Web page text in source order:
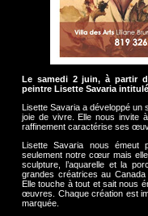
Le samedi 2 juin, à partir
peintre Lisette Savaria
Lisette Savaria a développé un
joie de vivre. Elle nous invite
raffinement caractérise ses
Lisette Savaria nous émeut
seulement notre cœur mais
sculpture, l’aquarelle et la
grandes créatrices au Canada
Elle touche à tout et sait nous
œuvres. Chaque création est
marquée.